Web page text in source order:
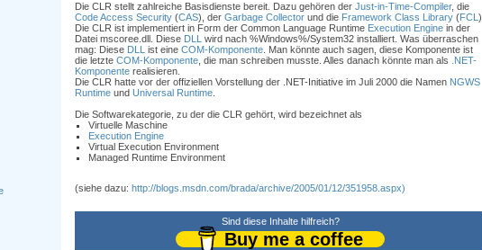
Die CLR stellt zahlreiche Basisdienste bereit. Dazu gehören der Just-in-Time-Compiler, die
Code Access Security(CAS), der Garbage Collectorund die Framework Class Library(FCL ).
Die CLR ist implementiert in Form der Common Language Runtime Execution Enginein der
Datei mscoree.dll. Diese DLL wird nach %Windows%/System32 installiert. Was überraschen
mag: Diese DLL ist eine COM-Komponente. Man könnte auch sagen, diese Komponente ist
die letzte COM-Komponente, die man schreiben musste. Alles danach könnte man als
.NET-
Komponenterealisieren.
Die CLR hatte vor der offiziellen Vorstellung der .NET-Initiative im Juli 2000 die Namen NGWS
Runtimeund Universal Runtime.
Die Softwarekategorie, zu der die CLR gehört, wird bezeichnet als
Virtuelle Maschine
Execution Engine
Virtual Execution Environment
Managed Runtime Environment
(siehe dazu: http://blogs.msdn.com/brada/archive/2005/01/12/351958.aspx)
Sind diese Inhalte hilfreich?
Buy me a coffee